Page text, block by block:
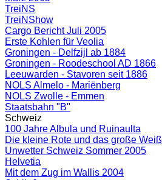
TreiNS
TreiNShow
Cargo Bericht Juli 2005
Erste Kohlen für Veolia
Groningen - Delfzijl ab 1884
Groningen - Roodeschool AD 1866
Leeuwarden - Stavoren seit 1886
NOLS Almelo - Mariënberg
NOLS Zwolle - Emmen
Staatsbahn "B"
Schweiz
100 Jahre Albula und Ruinaulta
Die kleine Rote und das große Weiß
Unwetter Schweiz Sommer 2005
Helvetia
Mit dem Zug im Wallis 2004